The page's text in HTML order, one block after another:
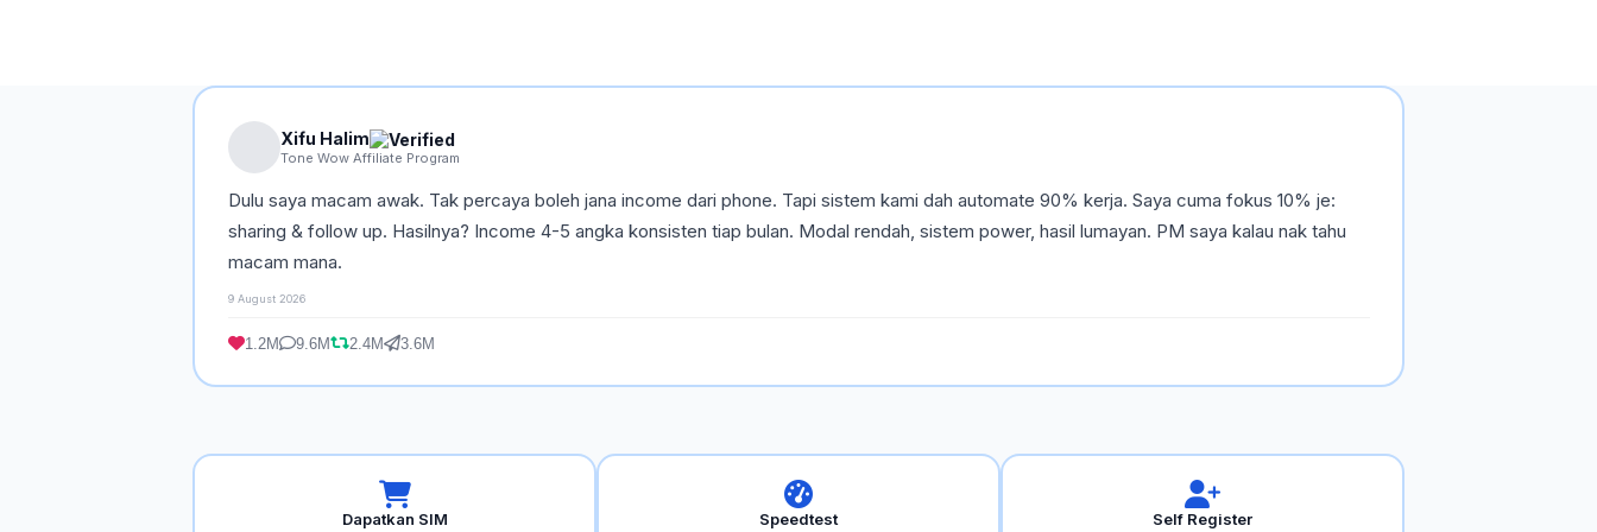
Xifu Halim
Tone Wow Affiliate Program
Dulu saya macam awak. Tak percaya boleh jana income dari phone. Tapi sistem kami dah automate 90% kerja. Saya cuma fokus 10% je:
sharing & follow up. Hasilnya? Income 4-5 angka konsisten tiap bulan. Modal rendah, sistem power, hasil lumayan. PM saya kalau nak tahu
macam mana.
9 August 2026
1.2M 9.6M 2.4M 3.6M
Dapatkan SIM Speedtest Self Register